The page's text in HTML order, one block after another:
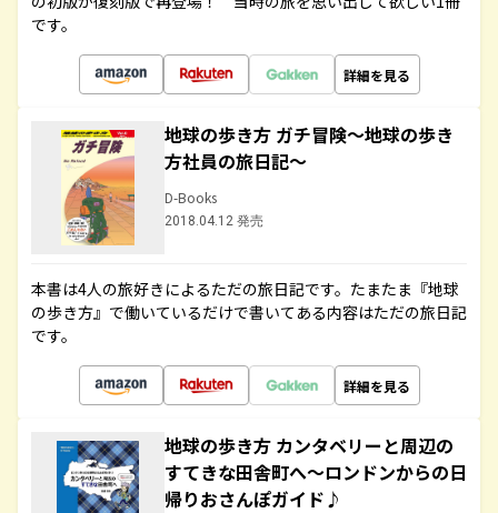
です。
詳細を見る
地球の歩き方 ガチ冒険～地球の歩き
方社員の旅日記～
D-Books
2018.04.12 発売
本書は4人の旅好きによるただの旅日記です。たまたま『地球
の歩き方』で働いているだけで書いてある内容はただの旅日記
です。
詳細を見る
地球の歩き方 カンタベリーと周辺の
すてきな田舎町へ～ロンドンからの日
帰りおさんぽガイド♪